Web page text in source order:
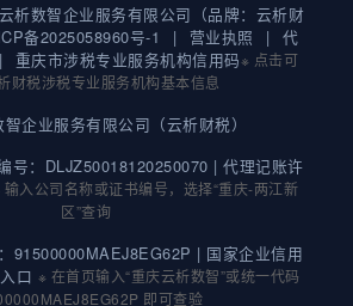
析数智企业服务有限公司（品牌：云析财
备2025058960号-1 | 营业执照 |
代
| 重庆市涉税专业服务机构信用码※ 点击可
财税涉税专业服务机构基本信息
企业服务有限公司（云析财税）
号：DLJZ50018120250070 |代理记账许
输入公司名称或证书编号，选择“重庆-两江新
区”查询
91500000MAEJ8EG62P | 国家企业信用
口 ※ 在首页输入“重庆云析数智”或统一代码
即可查验